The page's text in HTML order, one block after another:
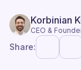
Korbinian
CEO &
Share: